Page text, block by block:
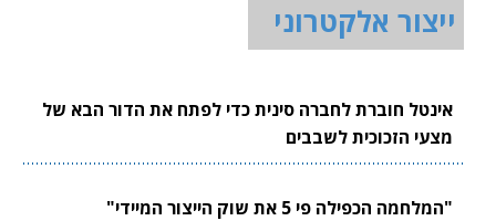
ייצור אלקטרוני
אינטל חוברת לחברה סינית כדי לפתח את הדור הבא של
מצעי הזכוכית לשבבים
"המלחמה הכפילה פי 5 את שוק הייצור המיידי"